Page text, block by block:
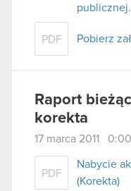
publicznej.
PDF Pobierz
Raport
korekta
17 marca 2011 0:00
PDF
Nabycie
(Korekta)